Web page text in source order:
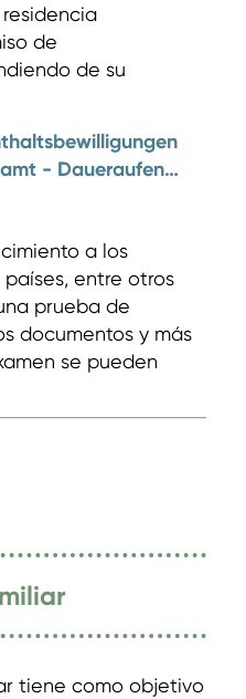
de
de su
und Niederlassung
a los
entre otros
prueba de
documentos y más
se pueden
tiene como objetivo